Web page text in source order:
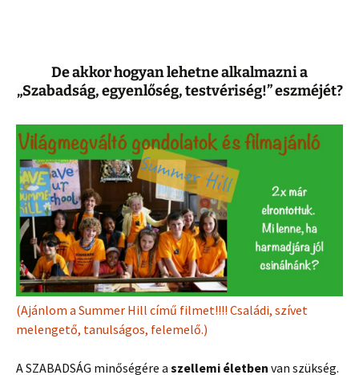
De akkor hogyan lehetne alkalmazni a
„Szabadság, egyenlőség, testvériség!” eszméjét?
(Ajánlom a Summer Hill című filmet!!!! Családi, szívet
melengető, tanulságos, felemelő.)
A SZABADSÁG minőségére a szellemi életben van szükség.